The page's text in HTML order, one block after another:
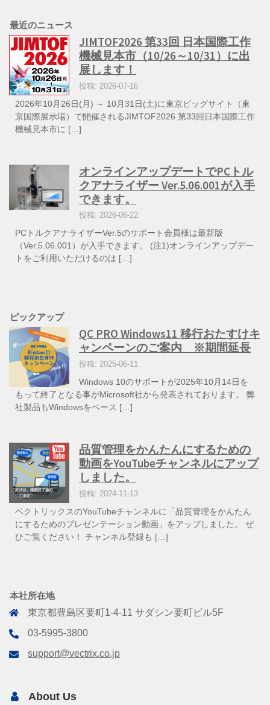
最近のニュース
JIMTOF2026 第33回 日本国際工作
機械見本市（10/26～10/31）に出
展します！
投稿: 2026-07-16
2026年10月26日(月) ～ 10月31日(土)に東京ビッグサイト（東
京国際展示場）で開催されるJIMTOF2026 第33回日本国際工作
機械見本市に […]
オンラインアップデートでPCトル
クアナライザー Ver.5.06.001が入手
できます。
投稿: 2026-06-22
PCトルクアナライザーVer.5のサポート会員様は最新版
（Ver.5.06.001）が入手できます。 (注1)オンラインアップデー
トをご利用いただけるのは […]
ピックアップ
QC PRO Windows11 移行おたすけキ
ャンペーンのご案内 ※期間延長
投稿: 2025-06-11
Windows 10のサポートが2025年10月14日を
もって終了となる事がMicrosoft社から発表されております。 弊
社製品もWindowsをベース […]
品質管理をかんたんにするための
動画をYouTubeチャンネルにアップ
しました。
投稿: 2024-11-13
ベクトリックスのYouTubeチャンネルに「品質管理をかんたん
にするためのプレゼンテーション動画」をアップしました。 ぜ
ひご覧ください！ チャンネル登録も […]
本社所在地
東京都豊島区要町1-4-11 サダシン要町ビル5F
03-5995-3800
support@vectrix.co.jp
About Us